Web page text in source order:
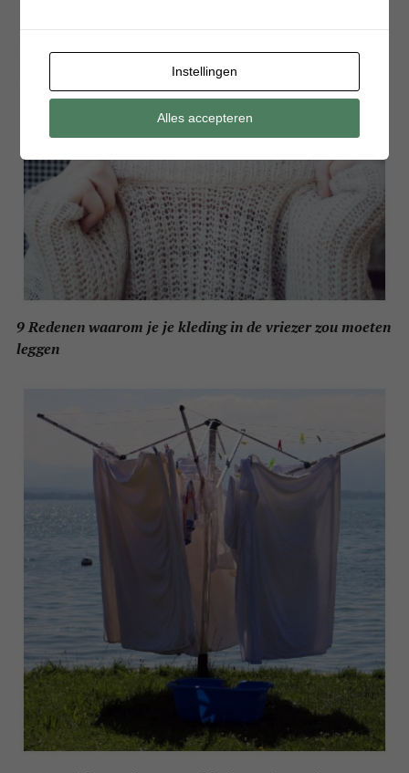
9 Redenen waarom je je kleding in de vriezer zou moeten
leggen
Instellingen
Alles accepteren